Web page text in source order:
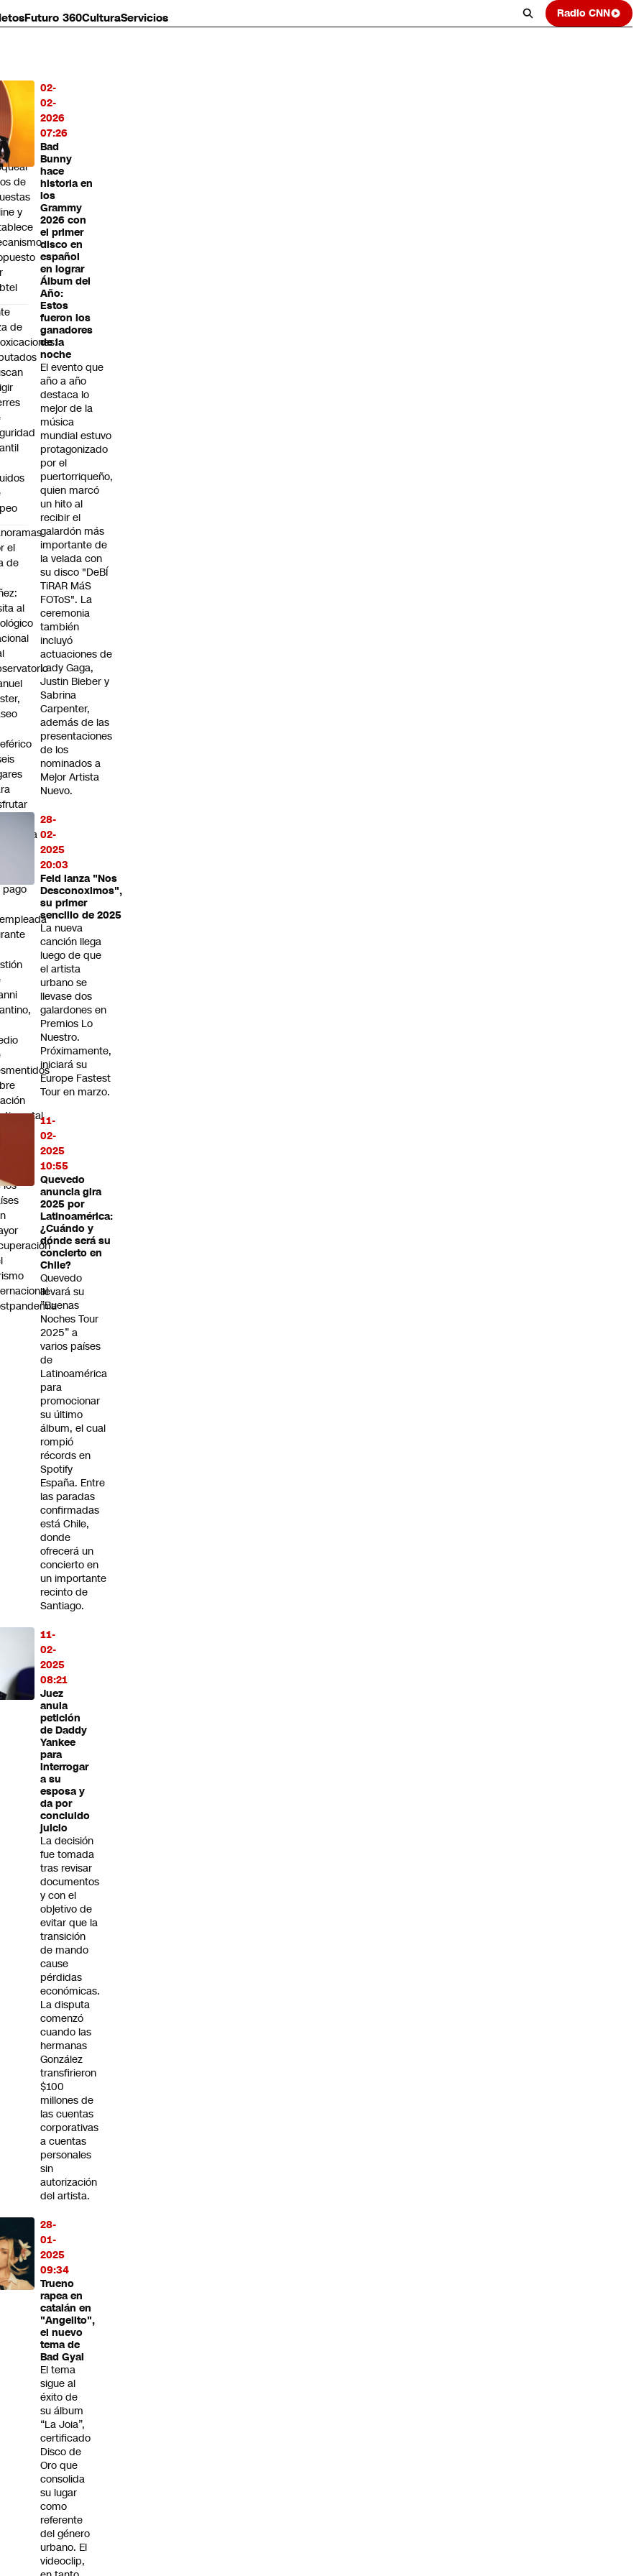
Futuro 360CulturaServicios Radio CNN
02-
02-
2026
07:26
Bad
Bunny
hace
historia en
los
Grammy
2026 con
el primer
disco en
español
en lograr
Álbum del
Año:
Estos
fueron los
ganadores
de la
noche
El evento que
año a año
destaca lo
mejor de la
música
mundial estuvo
protagonizado
por el
puertorriqueño,
quien marcó
un hito al
recibir el
galardón más
importante de
la velada con
su disco "DeBÍ
TiRAR MáS
FOToS". La
ceremonia
también
incluyó
actuaciones de
Lady Gaga,
Justin Bieber y
Sabrina
Carpenter,
además de las
presentaciones
de los
nominados a
Mejor Artista
Nuevo.
28-
02-
2025
20:03
Feid lanza "Nos
Desconoximos",
su primer
sencillo de 2025
La nueva
canción llega
luego de que
el artista
urbano se
llevase dos
galardones en
Premios Lo
Nuestro.
Próximamente,
iniciará su
Europe Fastest
Tour en marzo.
11-
02-
2025
10:55
Quevedo
anuncia gira
2025 por
Latinoamérica:
¿Cuándo y
dónde será su
concierto en
Chile?
Quevedo
llevará su
”Buenas
Noches Tour
2025” a
varios países
de
Latinoamérica
para
promocionar
su último
álbum, el cual
rompió
récords en
Spotify
España. Entre
las paradas
confirmadas
está Chile,
donde
ofrecerá un
concierto en
un importante
recinto de
Santiago.
11-
02-
2025
08:21
Juez
anula
petición
de Daddy
Yankee
para
interrogar
a su
esposa y
da por
concluido
juicio
La decisión
fue tomada
tras revisar
documentos
y con el
objetivo de
evitar que la
transición
de mando
cause
pérdidas
económicas.
La disputa
comenzó
cuando las
hermanas
González
transfirieron
$100
millones de
las cuentas
corporativas
a cuentas
personales
sin
autorización
del artista.
28-
01-
2025
09:34
Trueno
rapea en
catalán en
"Angelito",
el nuevo
tema de
Bad Gyal
El tema
sigue al
éxito de
su álbum
“La Joia”,
certificado
Disco de
Oro que
consolida
su lugar
como
referente
del género
urbano. El
videoclip,
de
y
de
el
de
al
pago
los